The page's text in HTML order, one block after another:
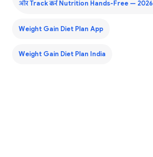
और Track करें Nutrition Hands-Free — 2026
Weight Gain Diet Plan App
Weight Gain Diet Plan India